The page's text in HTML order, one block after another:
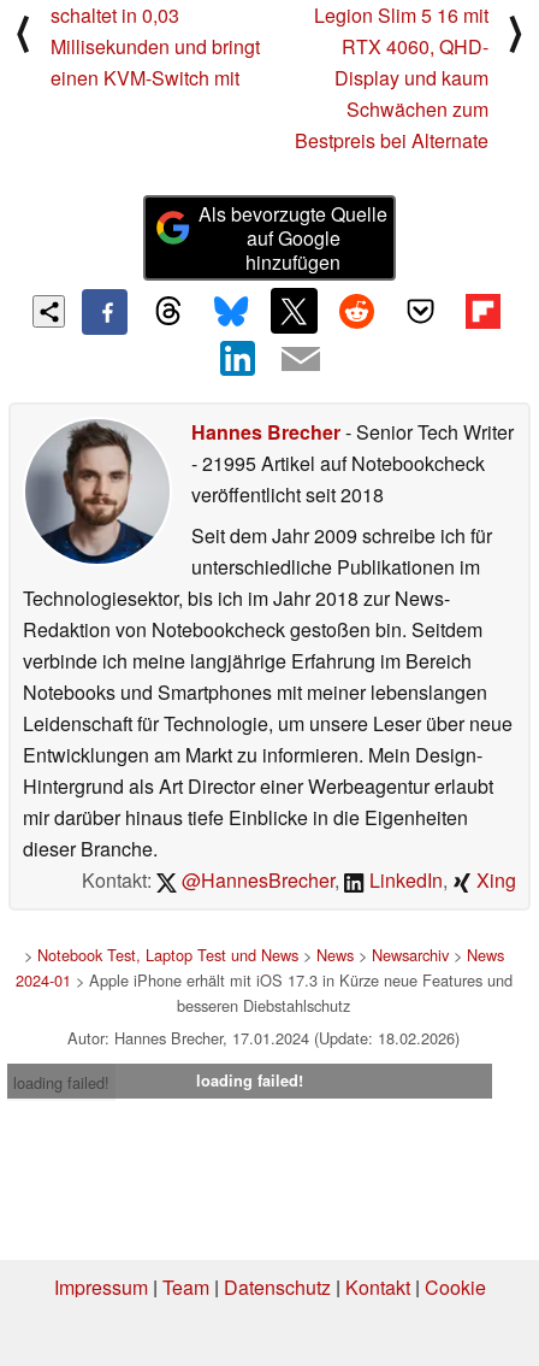
⟨
schaltet in 0,03
Millisekunden und bringt
einen KVM-Switch mit
Legion Slim 5 16 mit
RTX 4060, QHD-
Display und kaum
Schwächen zum
Bestpreis bei Alternate
⟩
Als bevorzugte Quelle
auf Google
hinzufügen
Hannes Brecher- Senior Tech Writer
- 21995 Artikel auf Notebookcheck
veröffentlichtseit 2018
Seit dem Jahr 2009 schreibe ich für
unterschiedliche Publikationen im
Technologiesektor, bis ich im Jahr 2018 zur News-
Redaktion von Notebookcheck gestoßen bin. Seitdem
verbinde ich meine langjährige Erfahrung im Bereich
Notebooks und Smartphones mit meiner lebenslangen
Leidenschaft für Technologie, um unsere Leser über neue
Entwicklungen am Markt zu informieren. Mein Design-
Hintergrund als Art Director einer Werbeagentur erlaubt
mir darüber hinaus tiefe Einblicke in die Eigenheiten
dieser Branche.
Kontakt:
@HannesBrecher, LinkedIn, Xing
> Notebook Test, Laptop Test und News> News> Newsarchiv> News
2024-01 > Apple iPhone erhält mit iOS 17.3 in Kürze neue Features und
besseren Diebstahlschutz
Autor: Hannes Brecher, 17.01.2024 (Update: 18.02.2026)
loading failed!
loading failed!
Impressum| Team| Datenschutz| Kontakt| Cookie